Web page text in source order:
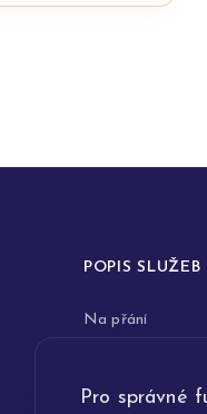
Pro správné
POPIS SLUŽEB
Na přání
Opravy a